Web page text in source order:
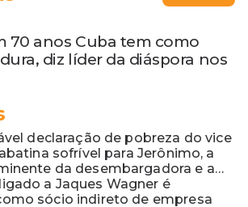
70 anos Cuba tem como
diz líder da diáspora nos
declaração de pobreza do vice
sofrível para Jerônimo, a
da desembargadora e a
para o MP baiano
a Jaques Wagner é
sócio indireto de empresa